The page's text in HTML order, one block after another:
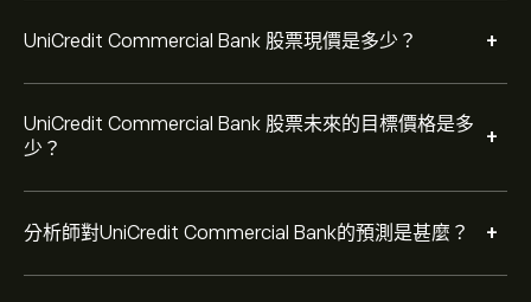
UniCredit Commercial Bank 股票現價是多少？ +
UniCredit Commercial Bank 股票未來的目標價格是多
少？
+
分析師對UniCredit Commercial Bank的預測是甚麼？ +